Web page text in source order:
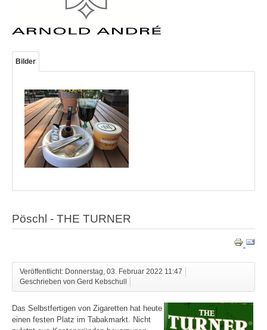
Bilder
Pöschl - THE TURNER
Veröffentlicht: Donnerstag, 03. Februar 2022 11:47
Geschrieben von Gerd Kebschull
Das Selbstfertigen von Zigaretten hat heute
einen festen Platz im Tabakmarkt. Nicht